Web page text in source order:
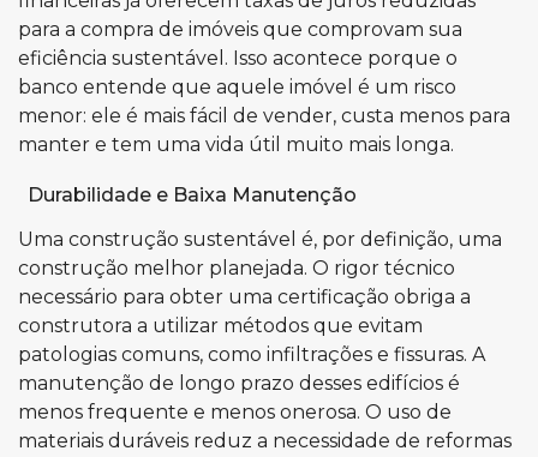
para a compra de imóveis que comprovam sua
eficiência sustentável. Isso acontece porque o
banco entende que aquele imóvel é um risco
menor: ele é mais fácil de vender, custa menos para
manter e tem uma vida útil muito mais longa.
Durabilidade e Baixa Manutenção
Uma construção sustentável é, por definição, uma
construção melhor planejada. O rigor técnico
necessário para obter uma certificação obriga a
construtora a utilizar métodos que evitam
patologias comuns, como infiltrações e fissuras. A
manutenção de longo prazo desses edifícios é
menos frequente e menos onerosa. O uso de
materiais duráveis reduz a necessidade de reformas